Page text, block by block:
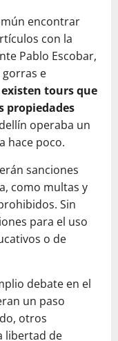
encontrar
con la
Pablo Escobar,
gorras e
existen tours que
propiedades
operaba un
hace poco.
sanciones
como multas y
Sin
para el uso
o de
debate en el
un paso
otros
libertad de